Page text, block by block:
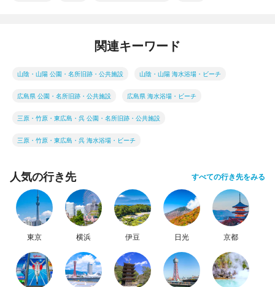
関連キーワード
山陰・山陽 公園・名所旧跡・公共施設 山陰・山陽 海水浴場・ビーチ
広島県 公園・名所旧跡・公共施設 広島県 海水浴場・ビーチ
三原・竹原・東広島・呉 公園・名所旧跡・公共施設
三原・竹原・東広島・呉 海水浴場・ビーチ
人気の行き先 すべての行き先をみる
東京 横浜 伊豆 日光 京都